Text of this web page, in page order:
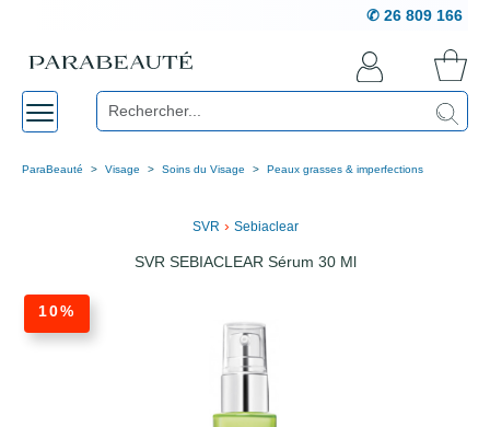
✆ 26 809 166
ParaBeauté Visage Soins du Visage Peaux grasses & imperfections
SVR › Sebiaclear
SVR SEBIACLEAR Sérum 30 Ml
10%